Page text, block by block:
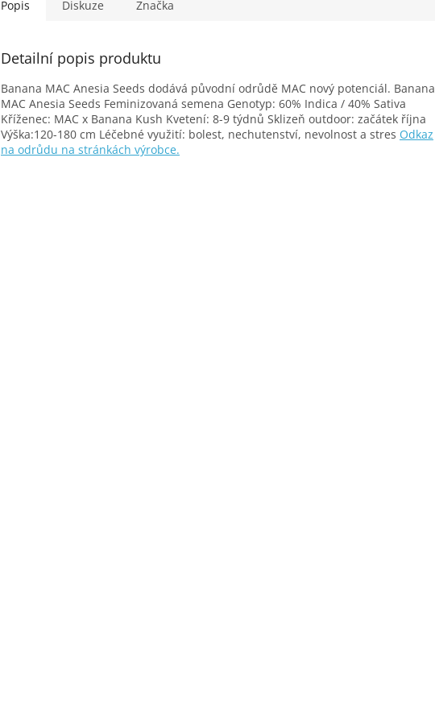
Popis Diskuze Značka
Detailní popis produktu
Banana MAC Anesia Seeds dodává původní odrůdě MAC nový potenciál. Banana
MAC Anesia Seeds Feminizovaná semena Genotyp: 60% Indica / 40% Sativa
Kříženec: MAC x Banana Kush Kvetení: 8-9 týdnů Sklizeň outdoor: začátek října
Výška:120-180 cm Léčebné využití: bolest, nechutenství, nevolnost a stres Odkaz
na odrůdu na stránkách výrobce.